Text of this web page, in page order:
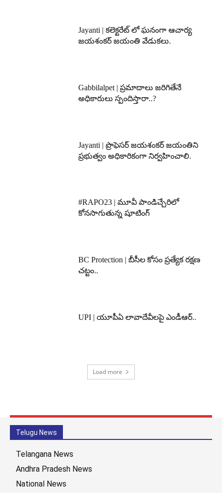
Jayanti | కలెక్టరేట్ లో ఘనంగా ఆచార్య
జయశంకర్ జయంతి వేడుకలు.
Gabbilalpet | ప్రమాదాలు జరిగితేనే
అధికారులు స్పందిస్తారా..?
Jayanti | ప్రొఫెసర్ జయశంకర్ జయంతిని
ప్రభుత్వం అధికారికంగా నిర్వహించాలి.
#RAPO23 | మూవీ పాండిచ్చేరిలో
కోనసాగుతున్న షూటింగ్
BC Protection | బీసీల కోసం ప్రత్యేక రక్షణ
చట్టం..
UPI | యూపీఏ లావాదేవీలపై ఎండీఆర్..
Load more
Telugu News
Telangana News
Andhra Pradesh News
National News